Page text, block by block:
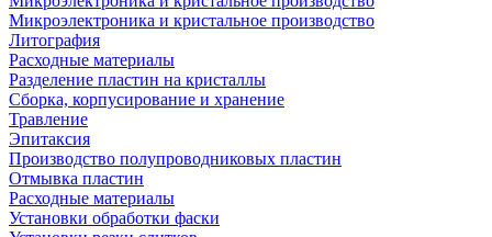
Микроэлектроника и кристальное производство
Литография
Расходные материалы
Разделение пластин на кристаллы
Сборка, корпусирование и хранение
Травление
Эпитаксия
Производство полупроводниковых пластин
Отмывка пластин
Расходные материалы
Установки обработки фаски